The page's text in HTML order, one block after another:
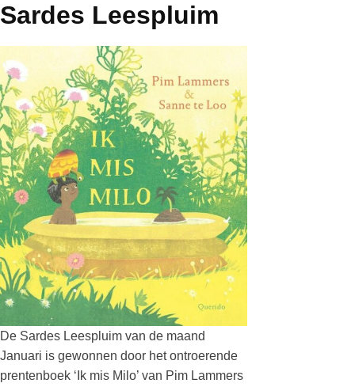
Sardes Leespluim
De Sardes Leespluim van de maand
Januari is gewonnen door het ontroerende
prentenboek ‘Ik mis Milo’ van Pim Lammers